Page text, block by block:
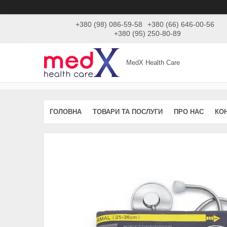
+380 (98) 086-59-58
+380 (66) 646-00-56
+380 (95) 250-80-89
MedX Health Care
ГОЛОВНА ТОВАРИ ТА ПОСЛУГИ ПРО НАС